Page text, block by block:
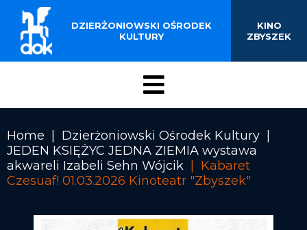
Przejdź
treści
Menu
DOK
BUDYNKU KINOTEATRU
„ZBYSZEK” W
DZIERŻONIOWIE
DZIERŻONIOWSKI OŚRODEK
KULTURY
KINO
ZBYSZEK
Ścieżka
nawigacyjna
Home
Dzierżoniowski Ośrodek Kultury
JEDEN KSIĘŻYC JEDNA ZIEMIA wystawa
akwareli Izabeli Sehn Wójcik
Kabaret
Czesuaf! 01.03.2026 Kinoteatr "Zbyszek"